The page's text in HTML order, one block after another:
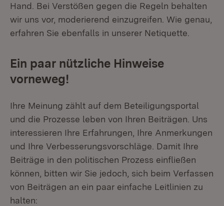
Hand. Bei Verstößen gegen die Regeln behalten
wir uns vor, moderierend einzugreifen. Wie genau,
erfahren Sie ebenfalls in unserer Netiquette.
Ein paar nützliche Hinweise
vorneweg!
Ihre Meinung zählt auf dem Beteiligungsportal
und die Prozesse leben von Ihren Beiträgen. Uns
interessieren Ihre Erfahrungen, Ihre Anmerkungen
und Ihre Verbesserungsvorschläge. Damit Ihre
Beiträge in den politischen Prozess einfließen
können, bitten wir Sie jedoch, sich beim Verfassen
von Beiträgen an ein paar einfache Leitlinien zu
halten: